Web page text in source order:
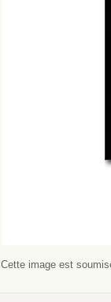
Cette image est